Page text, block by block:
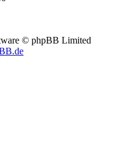
© phpBB Limited